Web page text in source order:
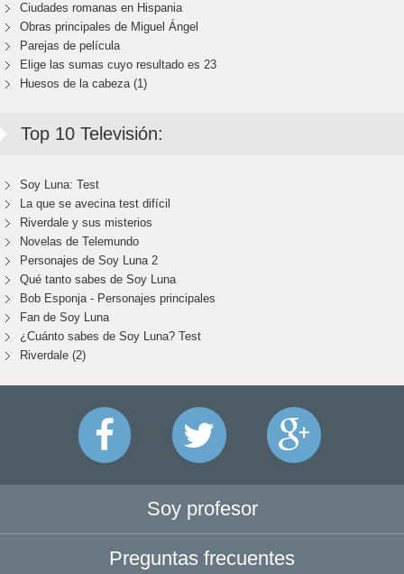
Ciudades romanas en Hispania
Obras principales de Miguel Ángel
Parejas de película
Elige las sumas cuyo resultado es 23
Huesos de la cabeza (1)
Top 10 Televisión:
Soy Luna: Test
La que se avecina test difícil
Riverdale y sus misterios
Novelas de Telemundo
Personajes de Soy Luna 2
Qué tanto sabes de Soy Luna
Bob Esponja - Personajes principales
Fan de Soy Luna
¿Cuánto sabes de Soy Luna? Test
Riverdale (2)
Soy profesor
Preguntas frecuentes